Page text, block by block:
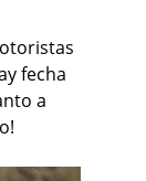
fecha
a